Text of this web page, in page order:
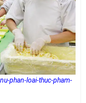
phan-loai-thuc-pham-